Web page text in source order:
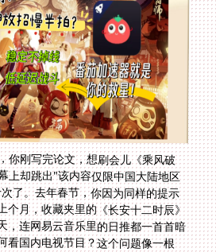
你刚写完论文，想刷会儿《乘风破
上却跳出"该内容仅限中国大陆地区
了。去年春节，你因为同样的提示
月，收藏夹里的《长安十二时辰》
连网易云音乐里的日推都一首首暗
看国内电视节目？这个问题像一根
海外华人的日常里。版权限制、地
技术壁垒把海外用户挡在门外。但
加速器就是专门为此而生的解决方
是帮你把网络信号"送"回国内，让视